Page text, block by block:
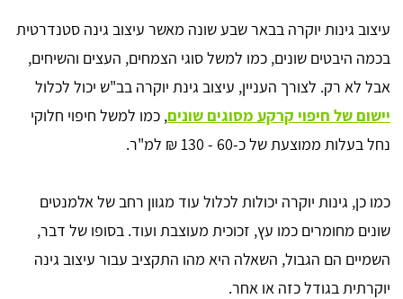
עיצוב גינות יוקרה בבאר שבע שונה מאשר עיצוב גינה סטנדרטית
בכמה היבטים שונים, כמו למשל סוגי הצמחים, העצים והשיחים,
אבל לא רק. לצורך העניין, עיצוב גינת יוקרה בב"ש יכול לכלול
יישום של חיפוי קרקע מסוגים שונים, כמו למשל חיפוי חלוקי
נחל בעלות ממוצעת של כ-60 - 130 ₪ למ"ר.
כמו כן, גינות יוקרה יכולות לכלול עוד מגוון רחב של אלמנטים
שונים מחומרים כמו עץ, זכוכית מעוצבת ועוד. בסופו של דבר,
השמיים הם הגבול, השאלה היא מהו התקציב עבור עיצוב גינה
יוקרתית בגודל כזה או אחר.